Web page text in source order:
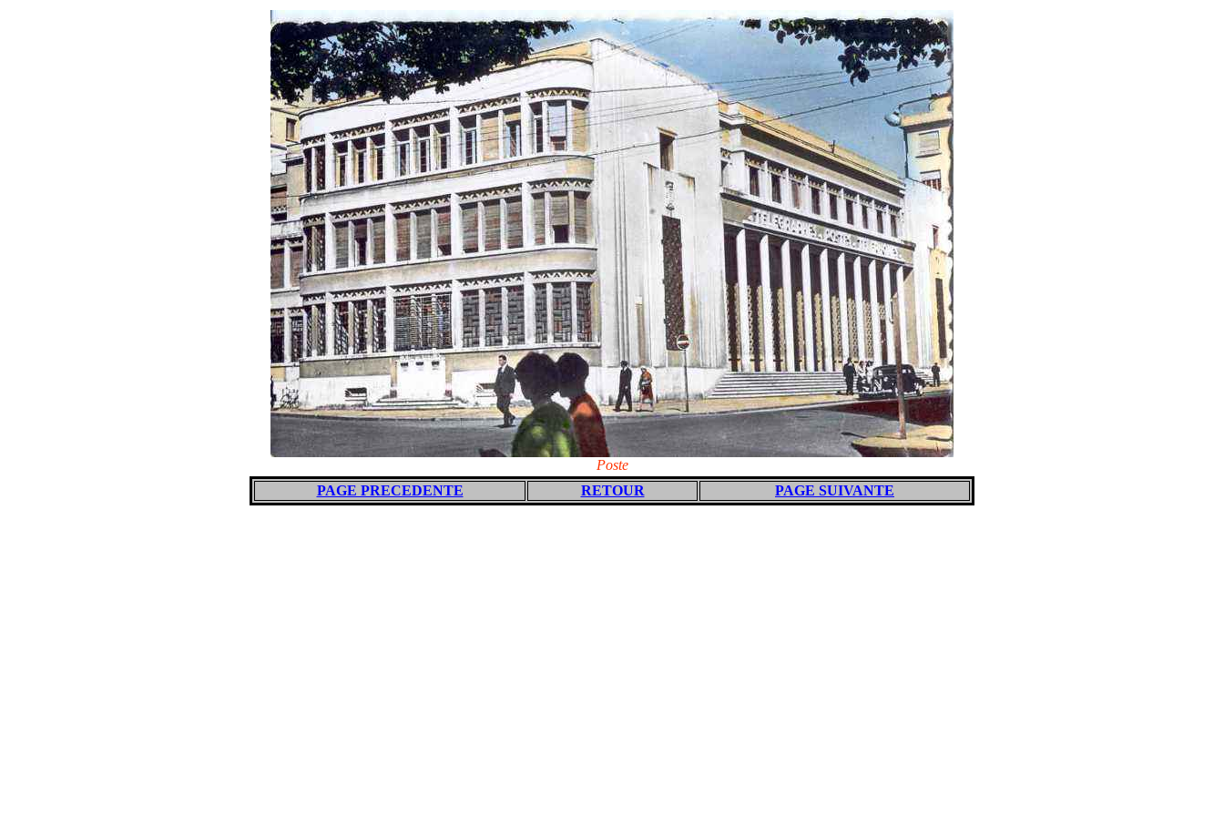
Poste
PAGE PRECEDENTE
RETOUR PAGE SUIVANTE